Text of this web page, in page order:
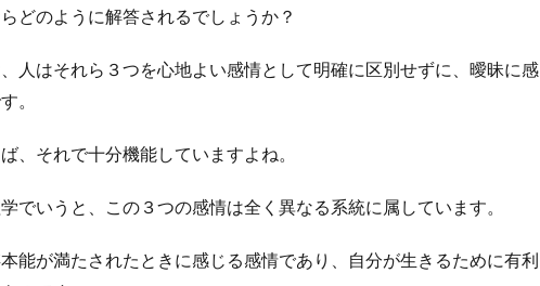
どのように解答されるでしょうか？
人はそれら３つを心地よい感情として明確に区別せずに、曖昧に感
。
、それで十分機能していますよね。
でいうと、この３つの感情は全く異なる系統に属しています。
能が満たされたときに感じる感情であり、自分が生きるために有利